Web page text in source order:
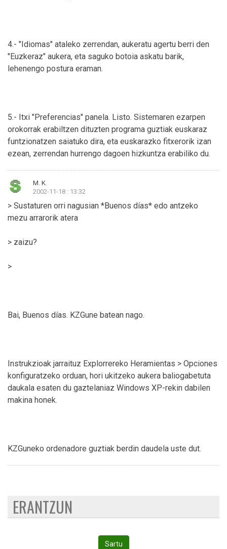
4.- "Idiomas" ataleko zerrendan, aukeratu agertu berri den
"Euzkeraz" aukera, eta saguko botoia askatu barik,
lehenengo postura eraman.
5.- Itxi "Preferencias" panela. Listo. Sistemaren ezarpen
orokorrak erabiltzen dituzten programa guztiak euskaraz
funtzionatzen saiatuko dira, eta euskarazko fitxerorik izan
ezean, zerrendan hurrengo dagoen hizkuntza erabiliko du.
M. K.
2002-11-18 : 13:32
> Sustaturen orri nagusian *Buenos días* edo antzeko
mezu arrarorik atera
> zaizu?
>
Bai, Buenos días. KZGune batean nago.
Instrukzioak jarraituz Explorrereko Heramientas > Opciones
konfiguratzeko orduan, hori ukitzeko aukera baliogabetuta
daukala esaten du gaztelaniaz Windows XP-rekin dabilen
makina honek.
KZGuneko ordenadore guztiak berdin daudela uste dut.
ERANTZUN
Sartu